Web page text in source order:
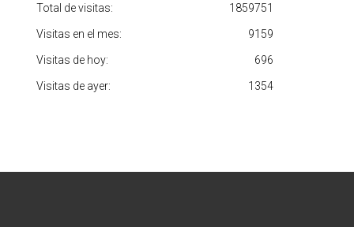
1859751
Total de visitas:
9159
Visitas en el mes:
696
Visitas de hoy:
1354
Visitas de ayer: